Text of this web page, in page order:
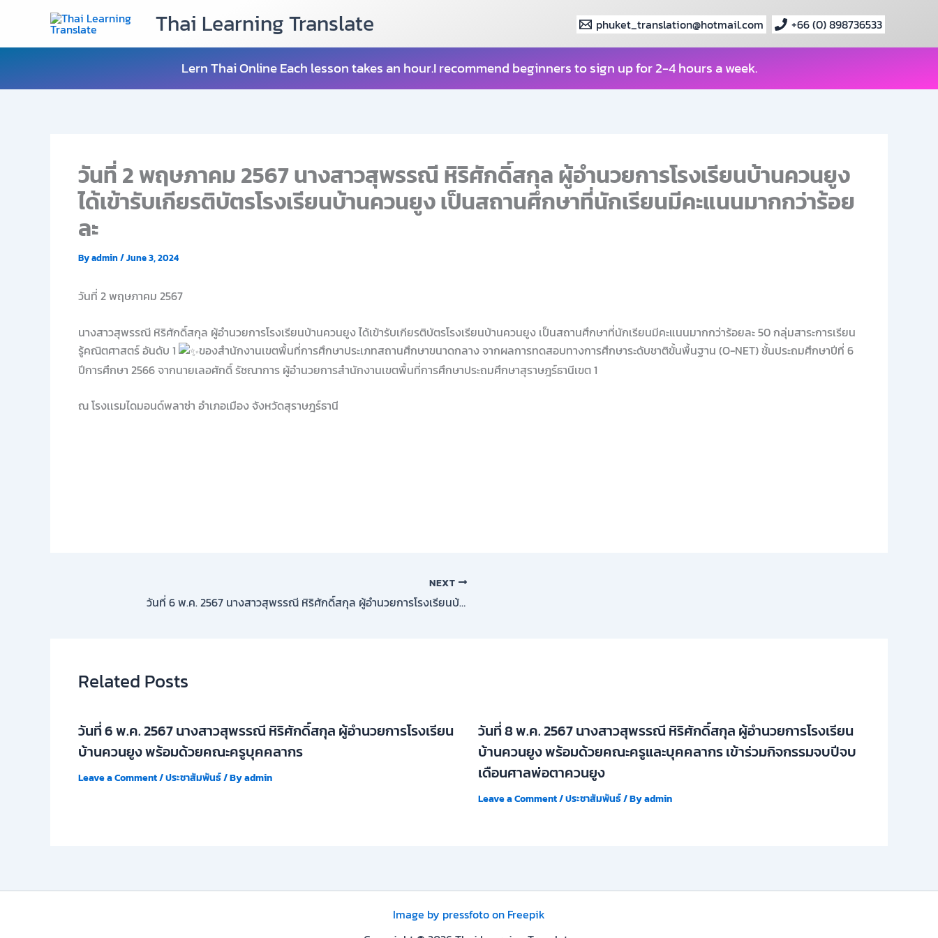
content
Thai Learning Translate phuket_translation@hotmail.com +66 (0) 898736533
Lern Thai Online Each lesson takes an hour.I recommend beginners to sign up for 2-4 hours a week.
วันที่ 2 พฤษภาคม 2567 นางสาวสุพรรณี หิริศักดิ์สกุล ผู้อำนวยการโรงเรียนบ้านควนยูง
ได้เข้ารับเกียรติบัตรโรงเรียนบ้านควนยูง เป็นสถานศึกษาที่นักเรียนมีคะแนนมากกว่าร้อย
ละ
Byadmin/June 3, 2024
วันที่ 2 พฤษภาคม 2567
นางสาวสุพรรณี หิริศักดิ์สกุล ผู้อำนวยการโรงเรียนบ้านควนยูง ได้เข้ารับเกียรติบัตรโรงเรียนบ้านควนยูง เป็นสถานศึกษาที่นักเรียนมีคะแนนมากกว่าร้อยละ 50 กลุ่มสาระการเรียน
รู้คณิตศาสตร์ อันดับ 1
ของสำนักงานเขตพื้นที่การศึกษาประเภทสถานศึกษาขนาดกลาง จากผลการทดสอบทางการศึกษาระดับชาติขั้นพื้นฐาน (O-NET) ชั้นประถมศึกษาปีที่ 6
ปีการศึกษา 2566 จากนายเลอศักดิ์ รัชณาการ ผู้อำนวยการสำนักงานเขตพื้นที่การศึกษาประถมศึกษาสุราษฎร์ธานีเขต 1
ณ โรงเเรมไดมอนด์พลาซ่า อำเภอเมือง จังหวัดสุราษฎร์ธานี
NEXT
วันที่ 6 พ.ค. 2567 นางสาวสุพรรณี หิริศักดิ์สกุล ผู้อำนวยการโรงเรียนบ้านควนยูง พร้อมด้วยคณะครูบุคคลากร
Related Posts
วันที่ 6 พ.ค. 2567 นางสาวสุพรรณี หิริศักดิ์สกุล ผู้อำนวยการโรงเรียน
บ้านควนยูง พร้อมด้วยคณะครูบุคคลากร
Leave a Comment/ประชาสัมพันธ์/ Byadmin
วันที่ 8 พ.ค. 2567 นางสาวสุพรรณี หิริศักดิ์สกุล ผู้อำนวยการโรงเรียน
บ้านควนยูง พร้อมด้วยคณะครูและบุคคลากร เข้าร่วมกิจกรรมจบปีจบ
เดือนศาลพ่อตาควนยูง
Leave a Comment/ประชาสัมพันธ์/ Byadmin
Image by pressfoto on Freepik